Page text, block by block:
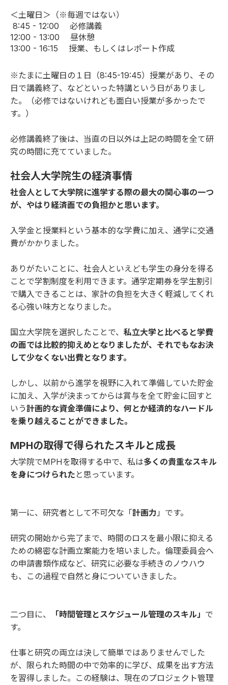
＜土曜日＞（※毎週ではない）
8:45 - 12:00 必修講義
12:00 - 13:00 昼休憩
13:00 - 16:15 授業、もしくはレポート作成
※たまに土曜日の１日（8:45-19:45）授業があり、その
日で講義終了、などといった特講という日がありまし
た。（必修ではないけれども面白い授業が多かったで
す。）
必修講義終了後は、当直の日以外は上記の時間を全て研
究の時間に充てていました。
社会人大学院生の経済事情
社会人として大学院に進学する際の最大の関心事の一つ
が、やはり経済面での負担かと思います。
入学金と授業料という基本的な学費に加え、通学に交通
費がかかりました。
ありがたいことに、社会人といえども学生の身分を得る
ことで学割制度を利用できます。通学定期券を学生割引
で購入できることは、家計の負担を大きく軽減してくれ
る心強い味方となりました。
国立大学院を選択したことで、 私立大学と比べると学費
の面では比較的抑えめとなりましたが、それでもなお決
して少なくない出費となります。
しかし、以前から進学を視野に入れて準備していた貯金
に加え、入学が決まってからは賞与を全て貯金に回すと
いう計画的な資金準備により、何とか経済的なハードル
を乗り越えることができました。
MPHの取得で得られたスキルと成長
大学院でMPHを取得する中で、私は多くの貴重なスキル
を身につけられた と思っています。
第一に、研究者として不可欠な「計画力 」です。
研究の開始から完了まで、時間のロスを最小限に抑える
ための綿密な計画立案能力を培いました。倫理委員会へ
の申請書類作成など、研究に必要な手続きのノウハウ
も、この過程で自然と身についていきました。
二つ目に、 「時間管理とスケジュール管理のスキル」 で
す。
仕事と研究の両立は決して簡単ではありませんでした
が、限られた時間の中で効率的に学び、成果を出す方法
を習得しました。この経験は、現在のプロジェクト管理